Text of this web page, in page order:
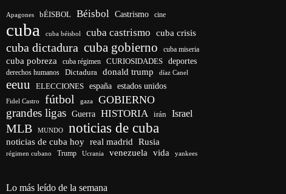
Apagones bÉISBOL Béisbol Castrismo cine
cuba cuba béisbol cuba castrismo cuba crisis
cuba dictadura cuba gobierno cuba miseria
cuba pobreza cuba régimen CURIOSIDADES deportes
derechos humanos Dictadura donald trump díaz Canel
eeuu ELECCIONES españa estados unidos
Fidel Castro fútbol gaza GOBIERNO
grandes ligas Guerra HISTORIA irán Israel
MLB MUNDO noticias de cuba
noticias de cuba hoy real madrid Rusia
régimen cubano Trump Ucrania venezuela vida yankees
Lo más leído de la semana